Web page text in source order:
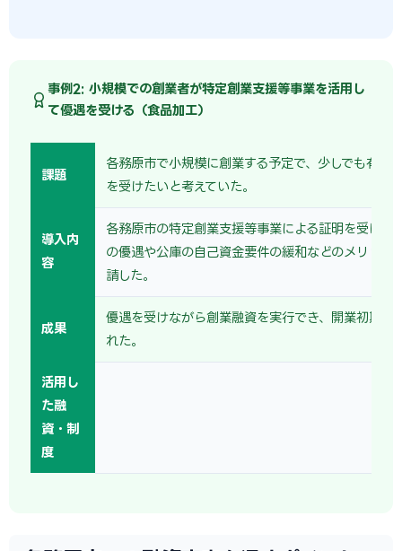
事例2: 小規模での創業者が特定創業支援等事業を活用し
て優遇を受ける（食品加工）
課題
各務原市で小規模に創業する予定で、少しでも有利
を受けたいと考えていた。
導入内
容
各務原市の特定創業支援等事業による証明を受け、
の優遇や公庫の自己資金要件の緩和などのメリット
請した。
成果
優遇を受けながら創業融資を実行でき、開業初期の
れた。
活用し
た融
資・制
度